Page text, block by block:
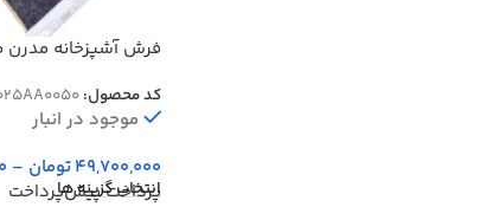
فرش آشپزخانه مدرن
کد محصول:
موجود در انبار
49,700,000تومان –
انتخاب گزینه ها
پرداخت پیش‌پرداخت